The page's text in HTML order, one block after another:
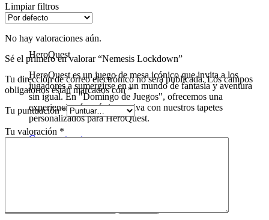
HeroQuest
HeroQuest es un juego de mesa icónico que invita a los
jugadores a sumergirse en un mundo de fantasía y aventura
sin igual. En "Domingo de Juegos", ofrecemos una
experiencia aún más inmersiva con nuestros tapetes
personalizados para HeroQuest.
Comprar tapete
Limpiar filtros
No hay valoraciones aún.
Sé el primero en valorar “Nemesis Lockdown”
Tu dirección de correo electrónico no será publicada. Los campos
obligatorios están marcados con*
Tu puntuación*
Tu valoración *